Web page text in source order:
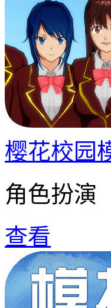
樱花校园
角色扮演
查看